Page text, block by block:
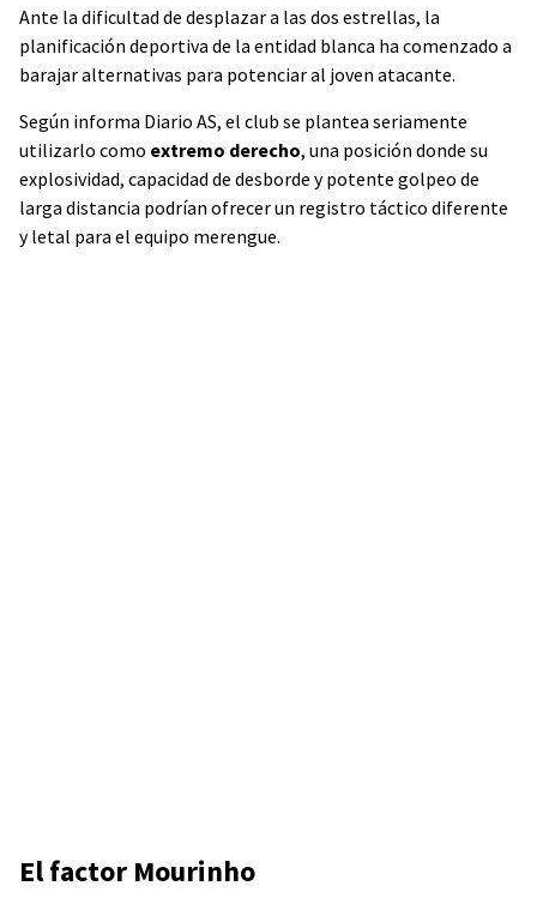
Ante la dificultad de desplazar a las dos estrellas, la
planificación deportiva de la entidad blanca ha comenzado a
barajar alternativas para potenciar al joven atacante.
Según informa Diario AS, el club se plantea seriamente
utilizarlo como extremo derecho, una posición donde su
explosividad, capacidad de desborde y potente golpeo de
larga distancia podrían ofrecer un registro táctico diferente
y letal para el equipo merengue.
El factor Mourinho